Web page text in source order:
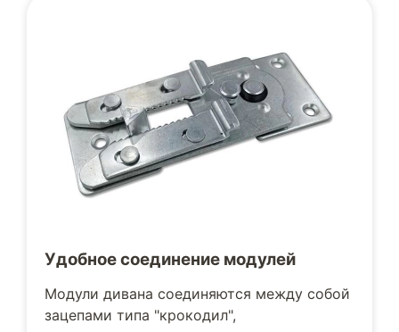
Удобное соединение модулей
Модули дивана соединяются между собой
зацепами типа "крокодил",